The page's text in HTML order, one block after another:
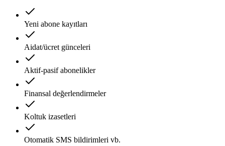
Yeni abone kayıtları
Aidat/ücret günceleri
Aktif-pasif abonelikler
Finansal değerlendirmeler
Koltuk izasetleri
Otomatik SMS bildirimleri vb.